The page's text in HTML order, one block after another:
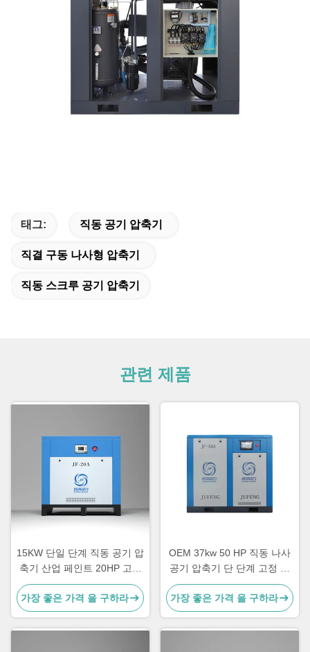
태그: 직동 공기 압축기
직결 구동 나사형 압축기
직동 스크루 공기 압축기
관련 제품
15KW 단일 단계 직동 공기 압
축기 산업 페인트 20HP 고정
속도
가장 좋은 가격 을 구하라
OEM 37kw 50 HP 직동 나사
공기 압축기 단 단계 고정 속
도 유형
가장 좋은 가격 을 구하라